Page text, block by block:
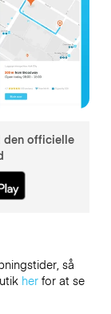
den officielle
så
herfor at se